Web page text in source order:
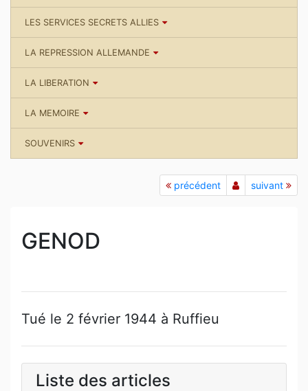
LES SERVICES SECRETS ALLIES
LA REPRESSION ALLEMANDE
LA LIBERATION
LA MEMOIRE
SOUVENIRS
précédent suivant
GENOD
Tué le 2 février 1944 à Ruffieu
Liste des articles